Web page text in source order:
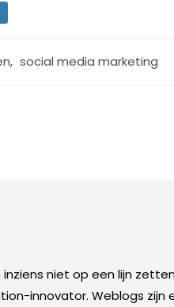
, social media marketing
niet op een lijn
innovator. Weblogs zijn